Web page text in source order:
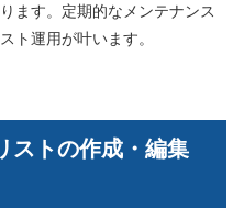
ます。定期的なメンテナンス
ト運用が叶います。
ストの作成・編集